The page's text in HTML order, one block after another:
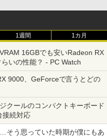
んか小さくてかわいいやつ
小さくてためになる豆本付き
ミアムKC） [ ナガノ ]
NEO／1〜10巻セット
1週間 1カ月
16GBでも安いRadeon RX
いの性能？ - PC Watch
9000、GeForceで言うとどの
クールのコンパクトキーボード
接続対応
そう思っていた時期が僕にもあ